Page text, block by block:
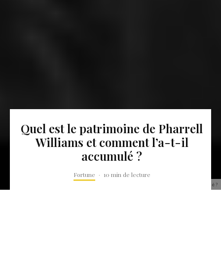
Quel est le patrimoine de Pharrell Williams et comment l'a-t-il accumulé ?
Quel est le patrimoine de Pharrell
Williams et comment l’a-t-il
accumulé ?
Fortune · 10 min de lecture